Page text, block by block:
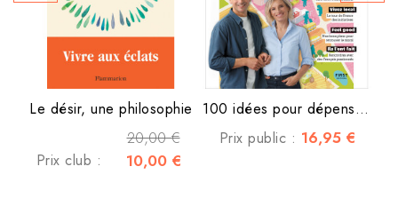
Le désir, une philosophie
20,00 €
Prix club : 10,00 €
100 idées pour dépenser...
Prix public : 16,95 €